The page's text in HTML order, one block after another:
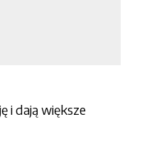
i dają większe